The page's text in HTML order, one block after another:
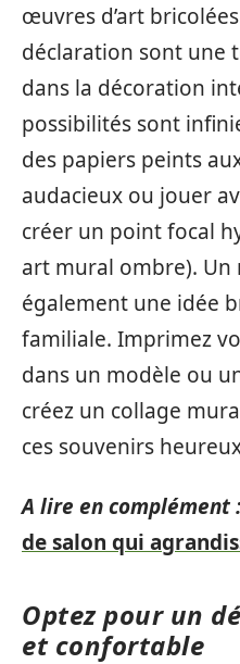
œuvres d’art
déclaration sont une
dans la décoration
possibilités sont
des papiers peints
audacieux ou jouer
créer un point focal
art mural ombre).
également une idée
familiale. Imprimez
dans un modèle ou
créez un collage
ces souvenirs
A lire en complément :
de salon qui
Optez pour un
et confortable